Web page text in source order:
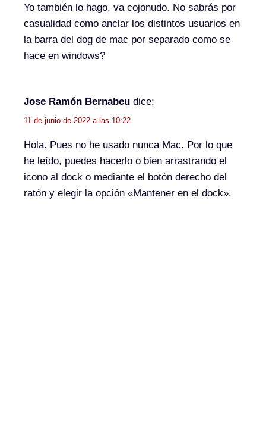
Yo también lo hago, va cojonudo. No sabrás por
casualidad como anclar los distintos usuarios en
la barra del dog de mac por separado como se
hace en windows?
Jose Ramón Bernabeu dice:
11 de junio de 2022 a las 10:22
Hola. Pues no he usado nunca Mac. Por lo que
he leído, puedes hacerlo o bien arrastrando el
icono al dock o mediante el botón derecho del
ratón y elegir la opción «Mantener en el dock».